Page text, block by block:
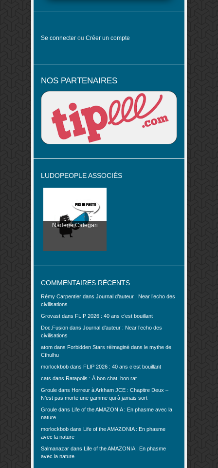
Se connecter ou Créer un compte
NOS PARTENAIRES
LUDOPEOPLE ASSOCIÉS
Nadege Calegari
COMMENTAIRES RÉCENTS
Rémy Carpentier dans Journal d’auteur : Near l’echo des
civilisations
Grovast dans FLIP 2026 : 40 ans c’est bouillant
Doc.Fusion dans Journal d’auteur : Near l’echo des
civilisations
atom dans Forbidden Stars réimaginé dans le mythe de
Cthulhu
morlockbob dans FLIP 2026 : 40 ans c’est bouillant
cats dans Ratapolis : À bon chat, bon rat
Groule dans Horreur à Arkham JCE : Chapitre Deux –
N’est pas morte une gamme qui à jamais sort
Groule dans Life of the AMAZONIA : En phasme avec la
nature
morlockbob dans Life of the AMAZONIA : En phasme
avec la nature
Salmanazar dans Life of the AMAZONIA : En phasme
avec la nature